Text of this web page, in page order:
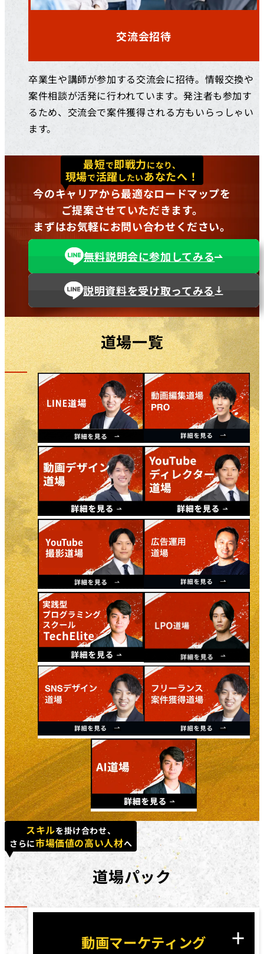
交流会招待
卒業生や講師が参加する交流会に招待。情報交換や
案件相談が活発に行われています。発注者も参加す
るため、交流会で案件獲得される方もいらっしゃい
ます。
最短で即戦力になり、
現場で活躍 したいあなたへ！
今のキャリアから最適なロードマップを
ご提案させていただきます。
まずはお気軽にお問い合わせください。
無料説明会に参加してみる
説明資料を受け取ってみる
道場一覧
スキルを掛け合わせ、
さらに市場価値の高い人材へ
道場パック
動画マーケティング